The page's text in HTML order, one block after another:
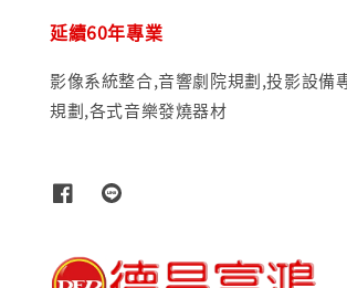
延續60年專業
影像系統整合,音響劇院規劃,投影設備
規劃,各式音樂發燒器材